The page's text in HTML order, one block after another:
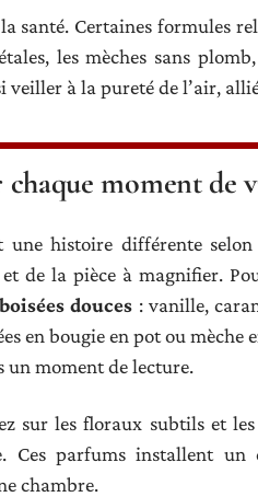
santé. Certaines formules
les mèches sans
veiller à la pureté de l’air,
moment de
histoire différente selon
de la pièce à magnifier.
boisées douces : vanille,
en bougie en pot ou
un moment de lecture.
sur les floraux subtils et
Ces parfums installent
chambre.